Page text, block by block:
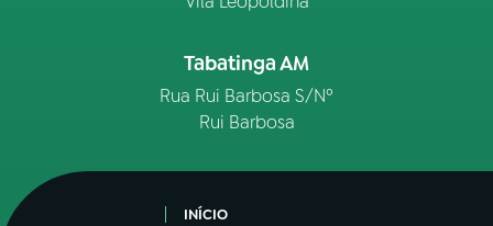
Tabatinga AM
Rua Rui Barbosa S/Nº
Rui Barbosa
INÍCIO